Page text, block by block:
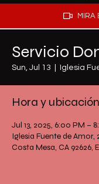
MIRA
Servicio
Sun, Jul 13 Iglesia
Hora y ubicación
Jul 13, 2025, 6:00 PM –
Iglesia Fuente de Amor,
Costa Mesa, CA 92626,